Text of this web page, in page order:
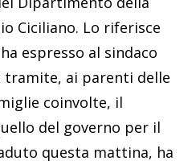
Ciciliano. Lo riferisce
espresso al sindaco
tramite, ai parenti delle
coinvolte, il
del governo per il
questa mattina, ha